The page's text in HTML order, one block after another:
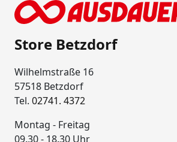
Store Betzdorf
Wilhelmstraße 16
57518 Betzdorf
Tel. 02741. 4372
Montag - Freitag
09.30 - 18.30 Uhr